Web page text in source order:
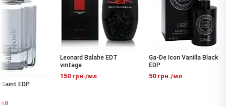
EDP
Leonard Balahe EDT
vintage
150 грн./мл
Ga-De Icon Vanilla Black
EDP
50 грн./мл